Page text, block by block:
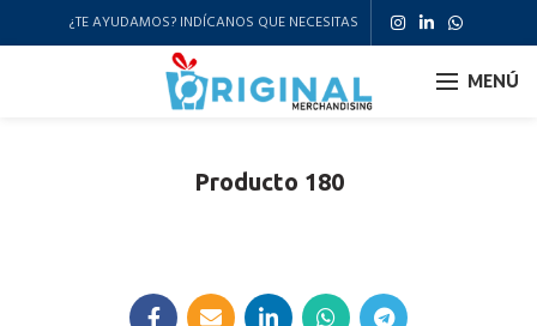
¿TE AYUDAMOS? INDÍCANOS QUE NECESITAS
MENÚ
Producto 180